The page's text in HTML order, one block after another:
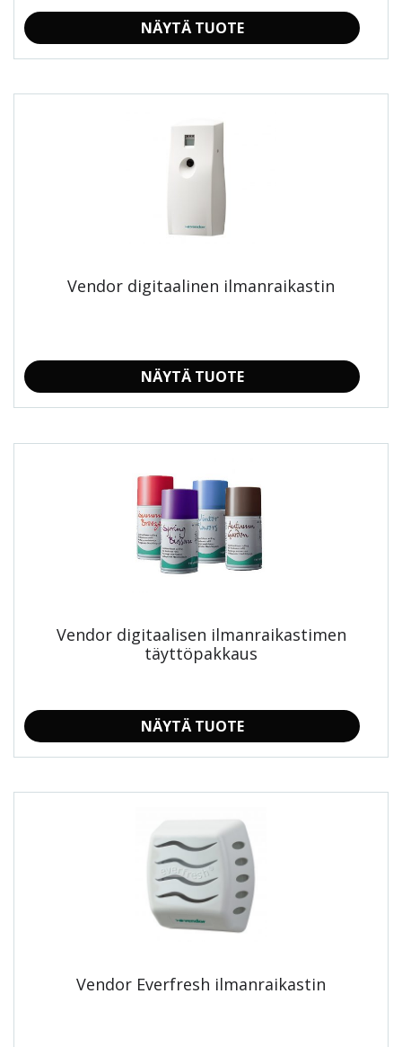
NÄYTÄ TUOTE
Vendor digitaalinen ilmanraikastin
tuotteella
useampi
muunnelma.
tehdä
valinnat
NÄYTÄ TUOTE
Vendor digitaalisen ilmanraikastimen
täyttöpakkaus
NÄYTÄ TUOTE
Vendor Everfresh ilmanraikastin
tuotteella
on
useampi
muunnelma.
Voit
tehdä
valinnat